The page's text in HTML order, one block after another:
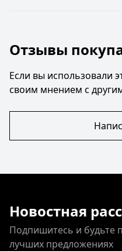
Отзывы
Если вы использовали
своим мнением с
Новостная
Подпишитесь и будьте
лучших предложениях